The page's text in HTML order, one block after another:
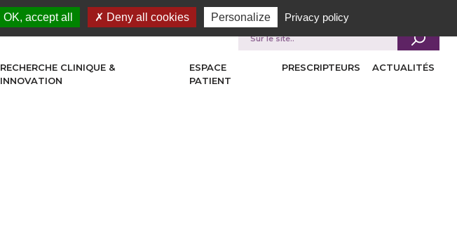
RECHERCHE CLINIQUE &
INNOVATION
ESPACE
PATIENT
PRESCRIPTEURS ACTUALITÉS
Je recherche
OK, accept all Deny all cookies Personalize Privacy policy